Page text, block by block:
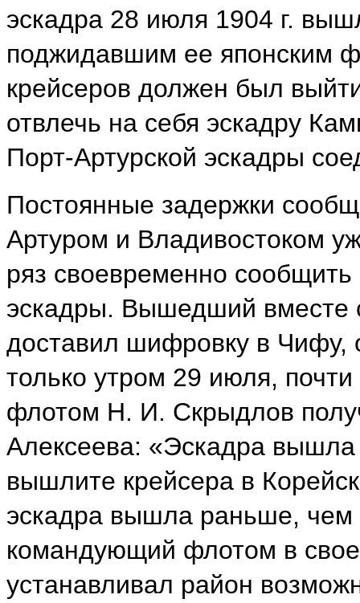
эскадра 28 июля 1904 г.
поджидавшим ее японским
крейсеров должен был
отвлечь на себя эскадру
Порт-Артурской эскадры
Постоянные задержки
Артуром и Владивостоком
ряз своевременно
эскадры. Вышедший вместе
доставил шифровку в Чифу,
только утром 29 июля,
флотом Н. И. Скрыдлов
Алексеева: «Эскадра
вышлите крейсера в
эскадра вышла раньше,
командующий флотом в
устанавливал район